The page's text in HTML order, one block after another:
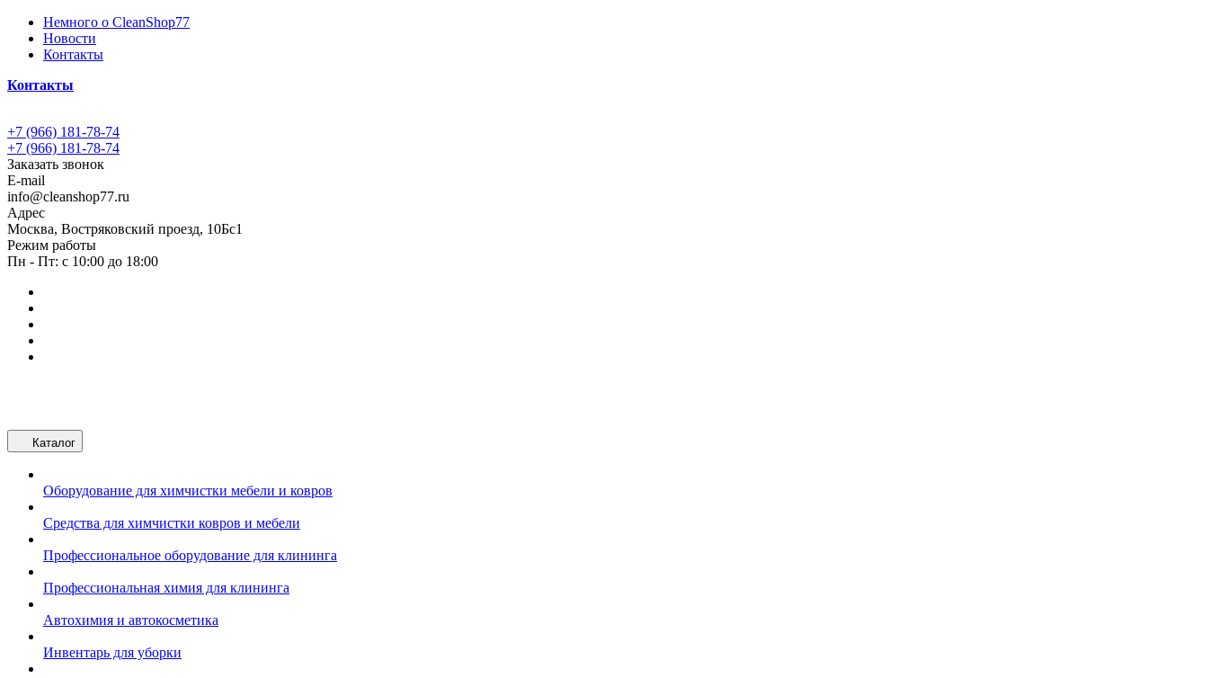
Немного о CleanShop77
Новости
Контакты
Контакты
+7 (966) 181-78-74
+7 (966) 181-78-74
Заказать звонок
E-mail
info@cleanshop77.ru
Адрес
Москва, Востряковский проезд, 10Бс1
Режим работы
Пн - Пт: с 10:00 до 18:00
Каталог
Оборудование для химчистки мебели и ковров
Средства для химчистки ковров и мебели
Профессиональное оборудование для клининга
Профессиональная химия для клининга
Автохимия и автокосметика
Инвентарь для уборки